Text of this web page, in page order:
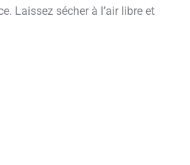
Laissez sécher à l’air libre et